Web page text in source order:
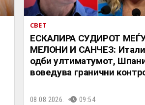
СВЕТ
ЕСКАЛИРА СУДИРОТ
МЕЛОНИ И САНЧЕЗ:
одби ултиматумот,
воведува гранични
08.08.2026. 09:54